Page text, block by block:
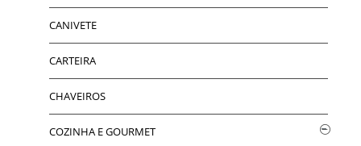
CANIVETE
CARTEIRA
CHAVEIROS
COZINHA E GOURMET